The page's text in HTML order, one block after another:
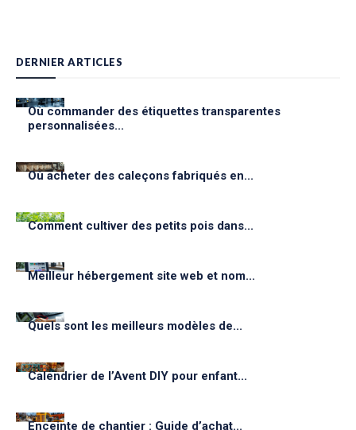
DERNIER ARTICLES
Où commander des étiquettes transparentes
personnalisées...
Où acheter des caleçons fabriqués en...
Comment cultiver des petits pois dans...
Meilleur hébergement site web et nom...
Quels sont les meilleurs modèles de...
Calendrier de l’Avent DIY pour enfant...
Enceinte de chantier : Guide d’achat...